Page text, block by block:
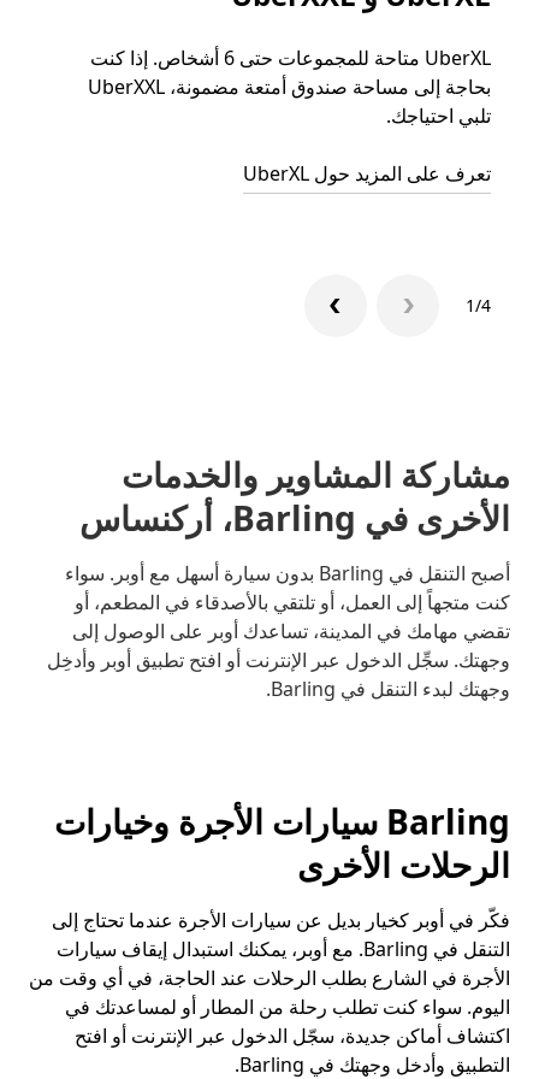
UberXL متاحة للمجموعات حتى 6 أشخاص. إذا كنت
بحاجة إلى مساحة صندوق أمتعة مضمونة، UberXXL
تلبي احتياجك.
تعرف على المزيد حول UberXL
1/4
مشاركة المشاوير والخدمات
الأخرى في Barling، أركنساس
أصبح التنقل في Barling بدون سيارة أسهل مع أوبر. سواء
كنت متجهاً إلى العمل، أو تلتقي بالأصدقاء في المطعم، أو
تقضي مهامك في المدينة، تساعدك أوبر على الوصول إلى
وجهتك. سجِّل الدخول عبر الإنترنت أو افتح تطبيق أوبر وأدخِل
وجهتك لبدء التنقل في Barling.
Barling سيارات الأجرة وخيارات
الرحلات الأخرى
فكّر في أوبر كخيار بديل عن سيارات الأجرة عندما تحتاج إلى
التنقل في Barling. مع أوبر، يمكنك استبدال إيقاف سيارات
الأجرة في الشارع بطلب الرحلات عند الحاجة، في أي وقت من
اليوم. سواء كنت تطلب رحلة من المطار أو لمساعدتك في
اكتشاف أماكن جديدة، سجّل الدخول عبر الإنترنت أو افتح
التطبيق وأدخل وجهتك في Barling.